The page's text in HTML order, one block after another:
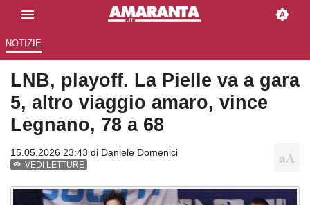
NOTIZIE
LNB, playoff. La Pielle va a gara
5, altro viaggio amaro, vince
Legnano, 78 a 68
15.05.2026 23:43 di Daniele Domenici
VEDI LETTURE